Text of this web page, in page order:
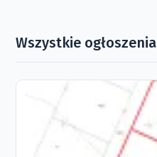
Wszystkie ogłoszenia